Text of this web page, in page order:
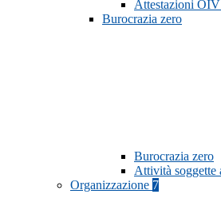
Attestazioni OIV
Burocrazia zero
Burocrazia zero
Attività soggette
Organizzazione 7